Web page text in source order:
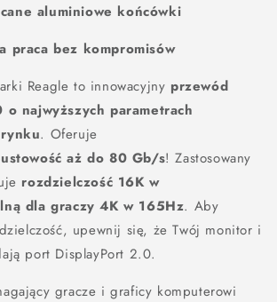
aluminiowe końcówki
praca bez kompromisów
Reagle to innowacyjny przewód
najwyższych parametrach
. Oferuje
aż do 80 Gb/s! Zastosowany
rozdzielczość 16K w
dla graczy 4K w 165Hz. Aby
upewnij się, że Twój monitor i
port DisplayPort 2.0.
gracze i graficy komputerowi